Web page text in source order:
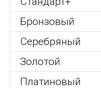
Бронзовый
Серебряный
Золотой
Платиновый